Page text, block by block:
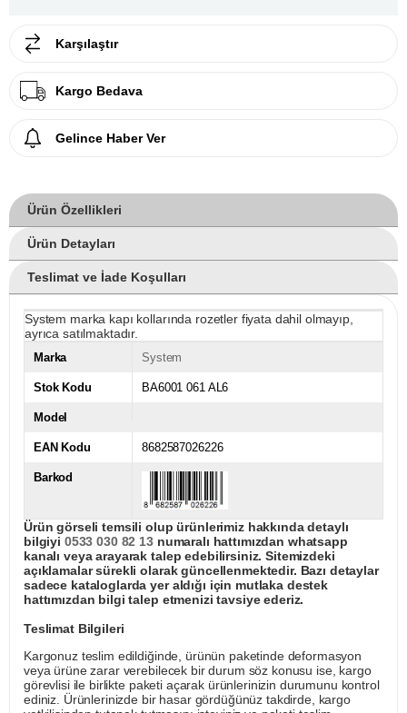
Karşılaştır
Kargo Bedava
Gelince Haber Ver
Ürün Özellikleri
Ürün Detayları
Teslimat ve İade Koşulları
System marka kapı kollarında rozetler fiyata dahil olmayıp,
ayrıca satılmaktadır.
Marka System
Stok Kodu BA6001 061 AL6
Model
EAN Kodu 8682587026226
Barkod
Ürün görseli temsili olup ürünlerimiz hakkında detaylı
bilgiyi 0533 030 82 13numaralı hattımızdan whatsapp
kanalı veya arayarak talep edebilirsiniz. Sitemizdeki
açıklamalar sürekli olarak güncellenmektedir. Bazı detaylar
sadece kataloglarda yer aldığı için mutlaka destek
hattımızdan bilgi talep etmenizi tavsiye ederiz.
Teslimat Bilgileri
Kargonuz teslim edildiğinde, ürünün paketinde deformasyon
veya ürüne zarar verebilecek bir durum söz konusu ise, kargo
görevlisi ile birlikte paketi açarak ürünlerinizin durumunu kontrol
ediniz. Ürünlerinizde bir hasar gördüğünüz takdirde, kargo